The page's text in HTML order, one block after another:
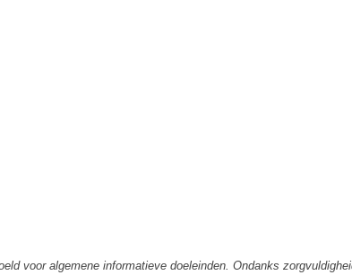
voor algemene informatieve doeleinden. Ondanks